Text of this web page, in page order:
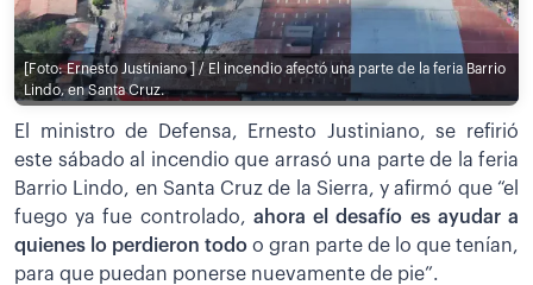
[Foto: Ernesto Justiniano ] / El incendio afectó una parte de la feria Barrio
Lindo, en Santa Cruz.
El ministro de Defensa, Ernesto Justiniano, se refirió
este sábado al incendio que arrasó una parte de la feria
Barrio Lindo, en Santa Cruz de la Sierra, y afirmó que “el
fuego ya fue controlado, ahora el desafío es ayudar a
quienes lo perdieron todo o gran parte de lo que tenían,
para que puedan ponerse nuevamente de pie”.